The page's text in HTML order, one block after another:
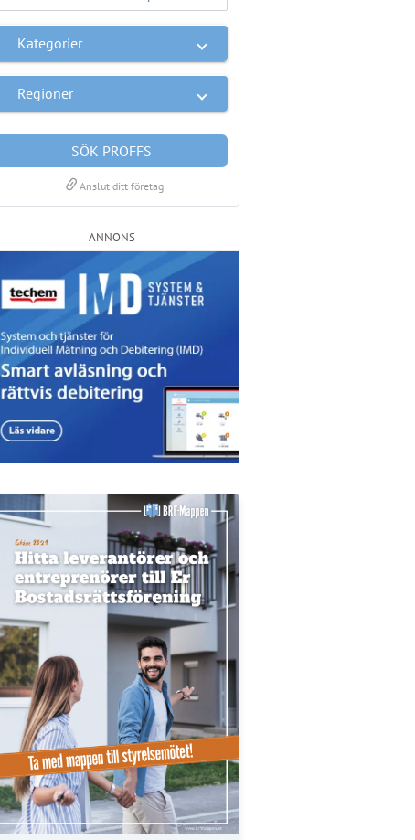
Kategorier
Regioner
SÖK PROFFS
linkAnslut ditt företag
ANNONS